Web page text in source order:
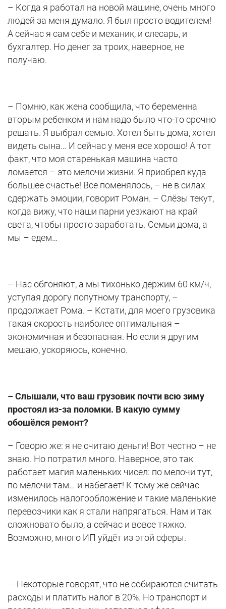
– Когда я работал на новой машине, очень много
людей за меня думало. Я был просто водителем!
А сейчас я сам себе и механик, и слесарь, и
бухгалтер. Но денег за троих, наверное, не
получаю.
– Помню, как жена сообщила, что беременна
вторым ребенком и нам надо было что-то срочно
решать. Я выбрал семью. Хотел быть дома, хотел
видеть сына… И сейчас у меня все хорошо! А тот
факт, что моя старенькая машина часто
ломается – это мелочи жизни. Я приобрел куда
большее счастье! Все поменялось, – не в силах
сдержать эмоции, говорит Роман. – Слёзы текут,
когда вижу, что наши парни уезжают на край
света, чтобы просто заработать. Семьи дома, а
мы – едем…
– Нас обгоняют, а мы тихонько держим 60 км/ч,
уступая дорогу попутному транспорту, –
продолжает Рома. – Кстати, для моего грузовика
такая скорость наиболее оптимальная –
экономичная и безопасная. Но если я другим
мешаю, ускоряюсь, конечно.
– Слышали, что ваш грузовик почти всю зиму
простоял из-за поломки. В какую сумму
обошёлся ремонт?
– Говорю же: я не считаю деньги! Вот честно – не
знаю. Но потратил много. Наверное, это так
работает магия маленьких чисел: по мелочи тут,
по мелочи там… и набегает! К тому же сейчас
изменилось налогообложение и такие маленькие
перевозчики как я стали напрягаться. Нам и так
сложновато было, а сейчас и вовсе тяжко.
Возможно, много ИП уйдёт из этой сферы.
— Некоторые говорят, что не собираются считать
расходы и платить налог в 20%. Но транспорт и